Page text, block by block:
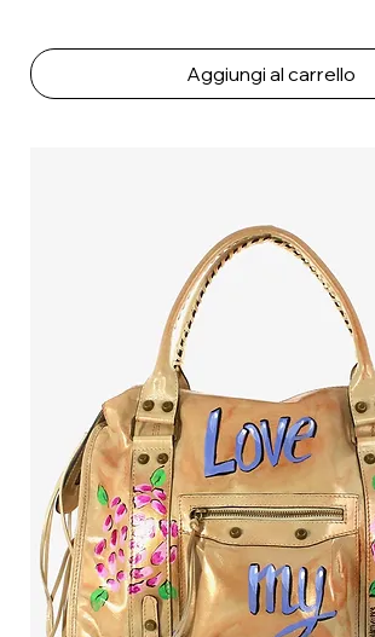
Aggiungi al carrello